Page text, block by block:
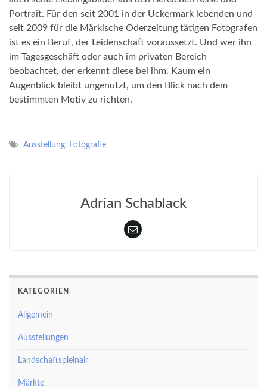
Portrait. Für den seit 2001 in der Uckermark lebenden und
seit 2009 für die Märkische Oderzeitung tätigen Fotografen
ist es ein Beruf, der Leidenschaft voraussetzt. Und wer ihn
im Tagesgeschäft oder auch im privaten Bereich
beobachtet, der erkennt diese bei ihm. Kaum ein
Augenblick bleibt ungenutzt, um den Blick nach dem
bestimmten Motiv zu richten.
Ausstellung, Fotografie
Adrian Schablack
KATEGORIEN
Allgemein
Ausstellungen
Landschaftspleinair
Märkte